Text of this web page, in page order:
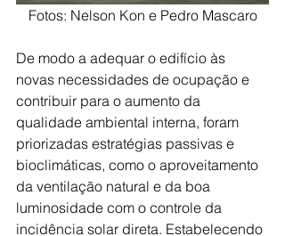
Fotos: Nelson Kon e Pedro Mascaro
De modo a adequar o edifício às
novas necessidades de ocupação e
contribuir para o aumento da
qualidade ambiental interna, foram
priorizadas estratégias passivas e
bioclimáticas, como o aproveitamento
da ventilação natural e da boa
luminosidade com o controle da
incidência solar direta. Estabelecendo